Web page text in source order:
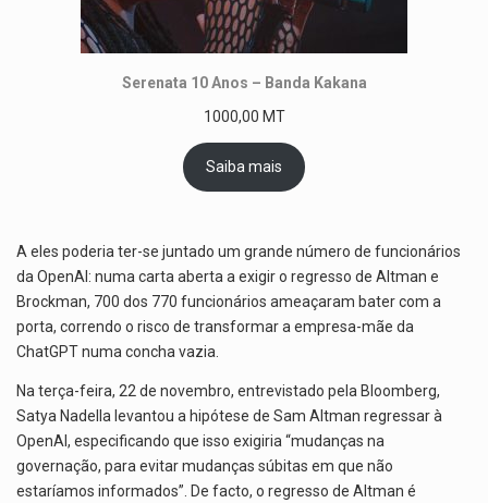
Serenata 10 Anos – Banda Kakana
1000,00 MT
Saiba mais
A eles poderia ter-se juntado um grande número de funcionários
da OpenAI: numa carta aberta a exigir o regresso de Altman e
Brockman, 700 dos 770 funcionários ameaçaram bater com a
porta, correndo o risco de transformar a empresa-mãe da
ChatGPT numa concha vazia.
Na terça-feira, 22 de novembro, entrevistado pela Bloomberg,
Satya Nadella levantou a hipótese de Sam Altman regressar à
OpenAI, especificando que isso exigiria “mudanças na
governação, para evitar mudanças súbitas em que não
estaríamos informados”. De facto, o regresso de Altman é